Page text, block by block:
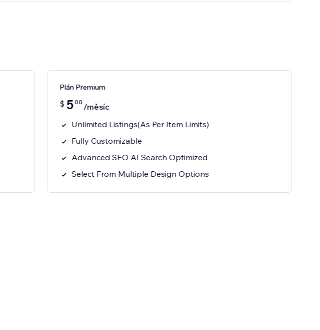
Plán Premium
$ 500 /měsíc
Unlimited Listings(As Per Item Limits)
Fully Customizable
Advanced SEO AI Search Optimized
Select From Multiple Design Options